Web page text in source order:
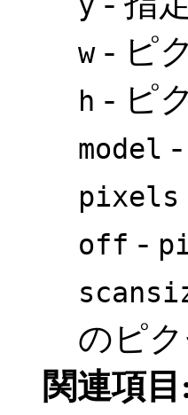
w- ピ
h - ピ
model
pixels
off -
のピ
関連項目